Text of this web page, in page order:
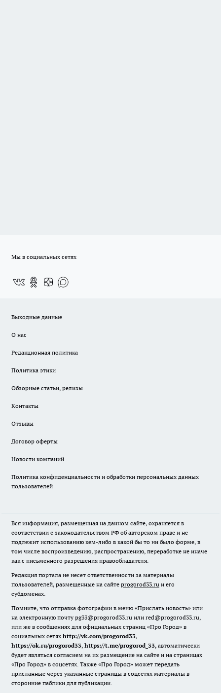
Мы в социальных сетях
Выходные данные
О нас
Редакционная политика
Политика этики
Обзорные статьи, релизы
Контакты
Отзывы
Договор оферты
Новости компаний
Политика конфиденциальности и обработки персональных данных
пользователей
Вся информация, размещенная на данном сайте, охраняется в
соответствии с законодательством РФ об авторском праве и не
подлежит использованию кем-либо в какой бы то ни было форме, в
том числе воспроизведению, распространению, переработке не иначе
как с письменного разрешения правообладателя.
Редакция портала не несет ответственности за материалы
пользователей, размещенные на сайте progorod33.ru и его
субдоменах.
Помните, что отправка фотографии в меню «Прислать новость» или
на электронную почту pg33@progorod33.ru или red@progorod33.ru,
или же в сообщениях для официальных страниц «Про Город» в
социальных сетях http://vk.com/progorod33,
https://ok.ru/progorod33, https://t.me/progorod_33, автоматически
будет являться согласием на их размещение на сайте и на страницах
«Про Город» в соцсетях. Также «Про Город» может передать
присланные через указанные страницы в соцсетях материалы в
сторонние паблики для публикации.